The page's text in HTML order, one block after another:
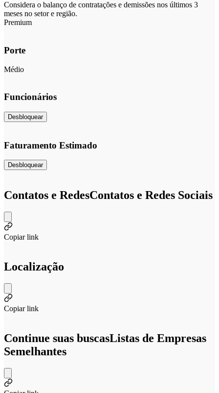
Considera o balanço de contratações e demissões nos últimos 3
meses no setor e região.
Premium
Porte
Médio
Funcionários
Desbloquear
Faturamento Estimado
Desbloquear
Contatos e RedesContatos e Redes Sociais
Copiar link
Localização
Copiar link
Continue suas buscasListas de Empresas
Semelhantes